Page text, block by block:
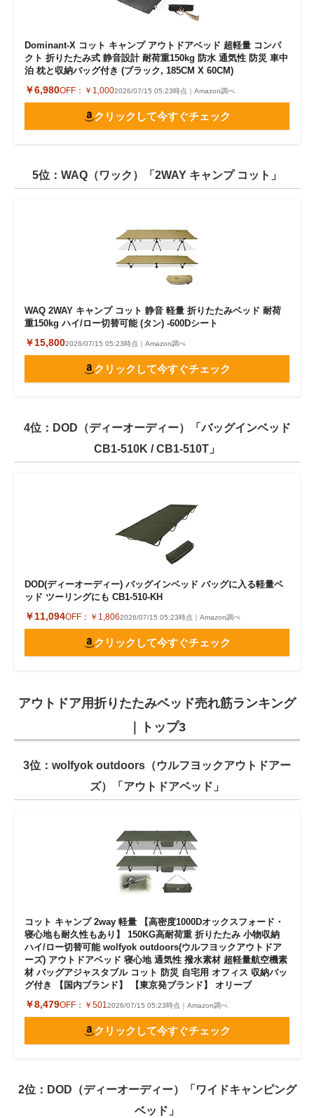
Dominant-X コット キャンプ アウトドアベッド 超軽量 コンパ
クト 折りたたみ式 静音設計 耐荷重150kg 防水 通気性 防災 車中
泊 枕と収納バッグ付き (ブラック, 185CM X 60CM)
￥6,980OFF： ￥1,0002026/07/15 05:23時点｜Amazon調べ
クリックして今すぐチェック
5位：WAQ（ワック）「2WAY キャンプ コット」
WAQ 2WAY キャンプ コット 静音 軽量 折りたたみベッド 耐荷
重150kg ハイ/ロー切替可能 (タン) -600Dシート
￥15,8002026/07/15 05:23時点｜Amazon調べ
クリックして今すぐチェック
4位：DOD（ディーオーディー）「バッグインベッド
CB1-510K / CB1-510T」
DOD(ディーオーディー) バッグインベッド バッグに入る軽量ベ
ッド ツーリングにも CB1-510-KH
￥11,094OFF： ￥1,8062026/07/15 05:23時点｜Amazon調べ
クリックして今すぐチェック
アウトドア用折りたたみベッド売れ筋ランキング
｜トップ3
3位：wolfyok outdoors（ウルフヨックアウトドアー
ズ）「アウトドアベッド」
コット キャンプ 2way 軽量 【高密度1000Dオックスフォード・
寝心地も耐久性もあり】 150KG高耐荷重 折りたたみ 小物収納
ハイ/ロー切替可能 wolfyok outdoors(ウルフヨックアウトドア
ーズ) アウトドアベッド 寝心地 通気性 撥水素材 超軽量航空機素
材 バッグアジャスタブル コット 防災 自宅用 オフィス 収納バッ
グ付き 【国内ブランド】 【東京発ブランド】 オリーブ
￥8,479OFF： ￥5012026/07/15 05:23時点｜Amazon調べ
クリックして今すぐチェック
2位：DOD（ディーオーディー）「ワイドキャンピング
ベッド」